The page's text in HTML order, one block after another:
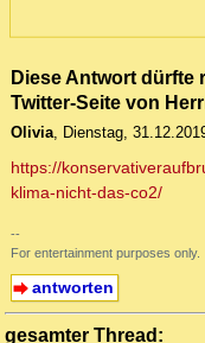
Diese Antwort dürfte
Twitter-Seite von
Olivia Dienstag,
https://
klima-nicht-das-co2/
--
For entertainment purposes only.
antworten
gesamter Thread: